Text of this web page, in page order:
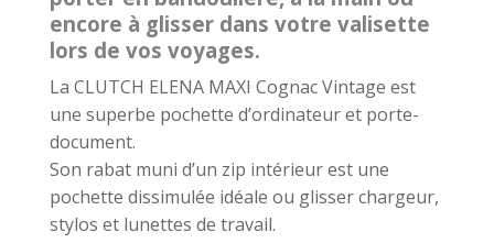
encore à glisser dans votre valisette
lors de vos voyages.
La CLUTCH ELENA MAXI Cognac Vintage est
une superbe pochette d’ordinateur et porte-
document.
Son rabat muni d’un zip intérieur est une
pochette dissimulée idéale ou glisser chargeur,
stylos et lunettes de travail.